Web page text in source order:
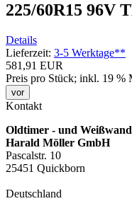
225/60R15 96V
Details
Lieferzeit: 3-5 Werktage**
581,91 EUR
Preis pro Stück; inkl. 19 %
vor
Kontakt
Oldtimer - und
Harald Möller GmbH
Pascalstr. 10
25451 Quickborn
Deutschland